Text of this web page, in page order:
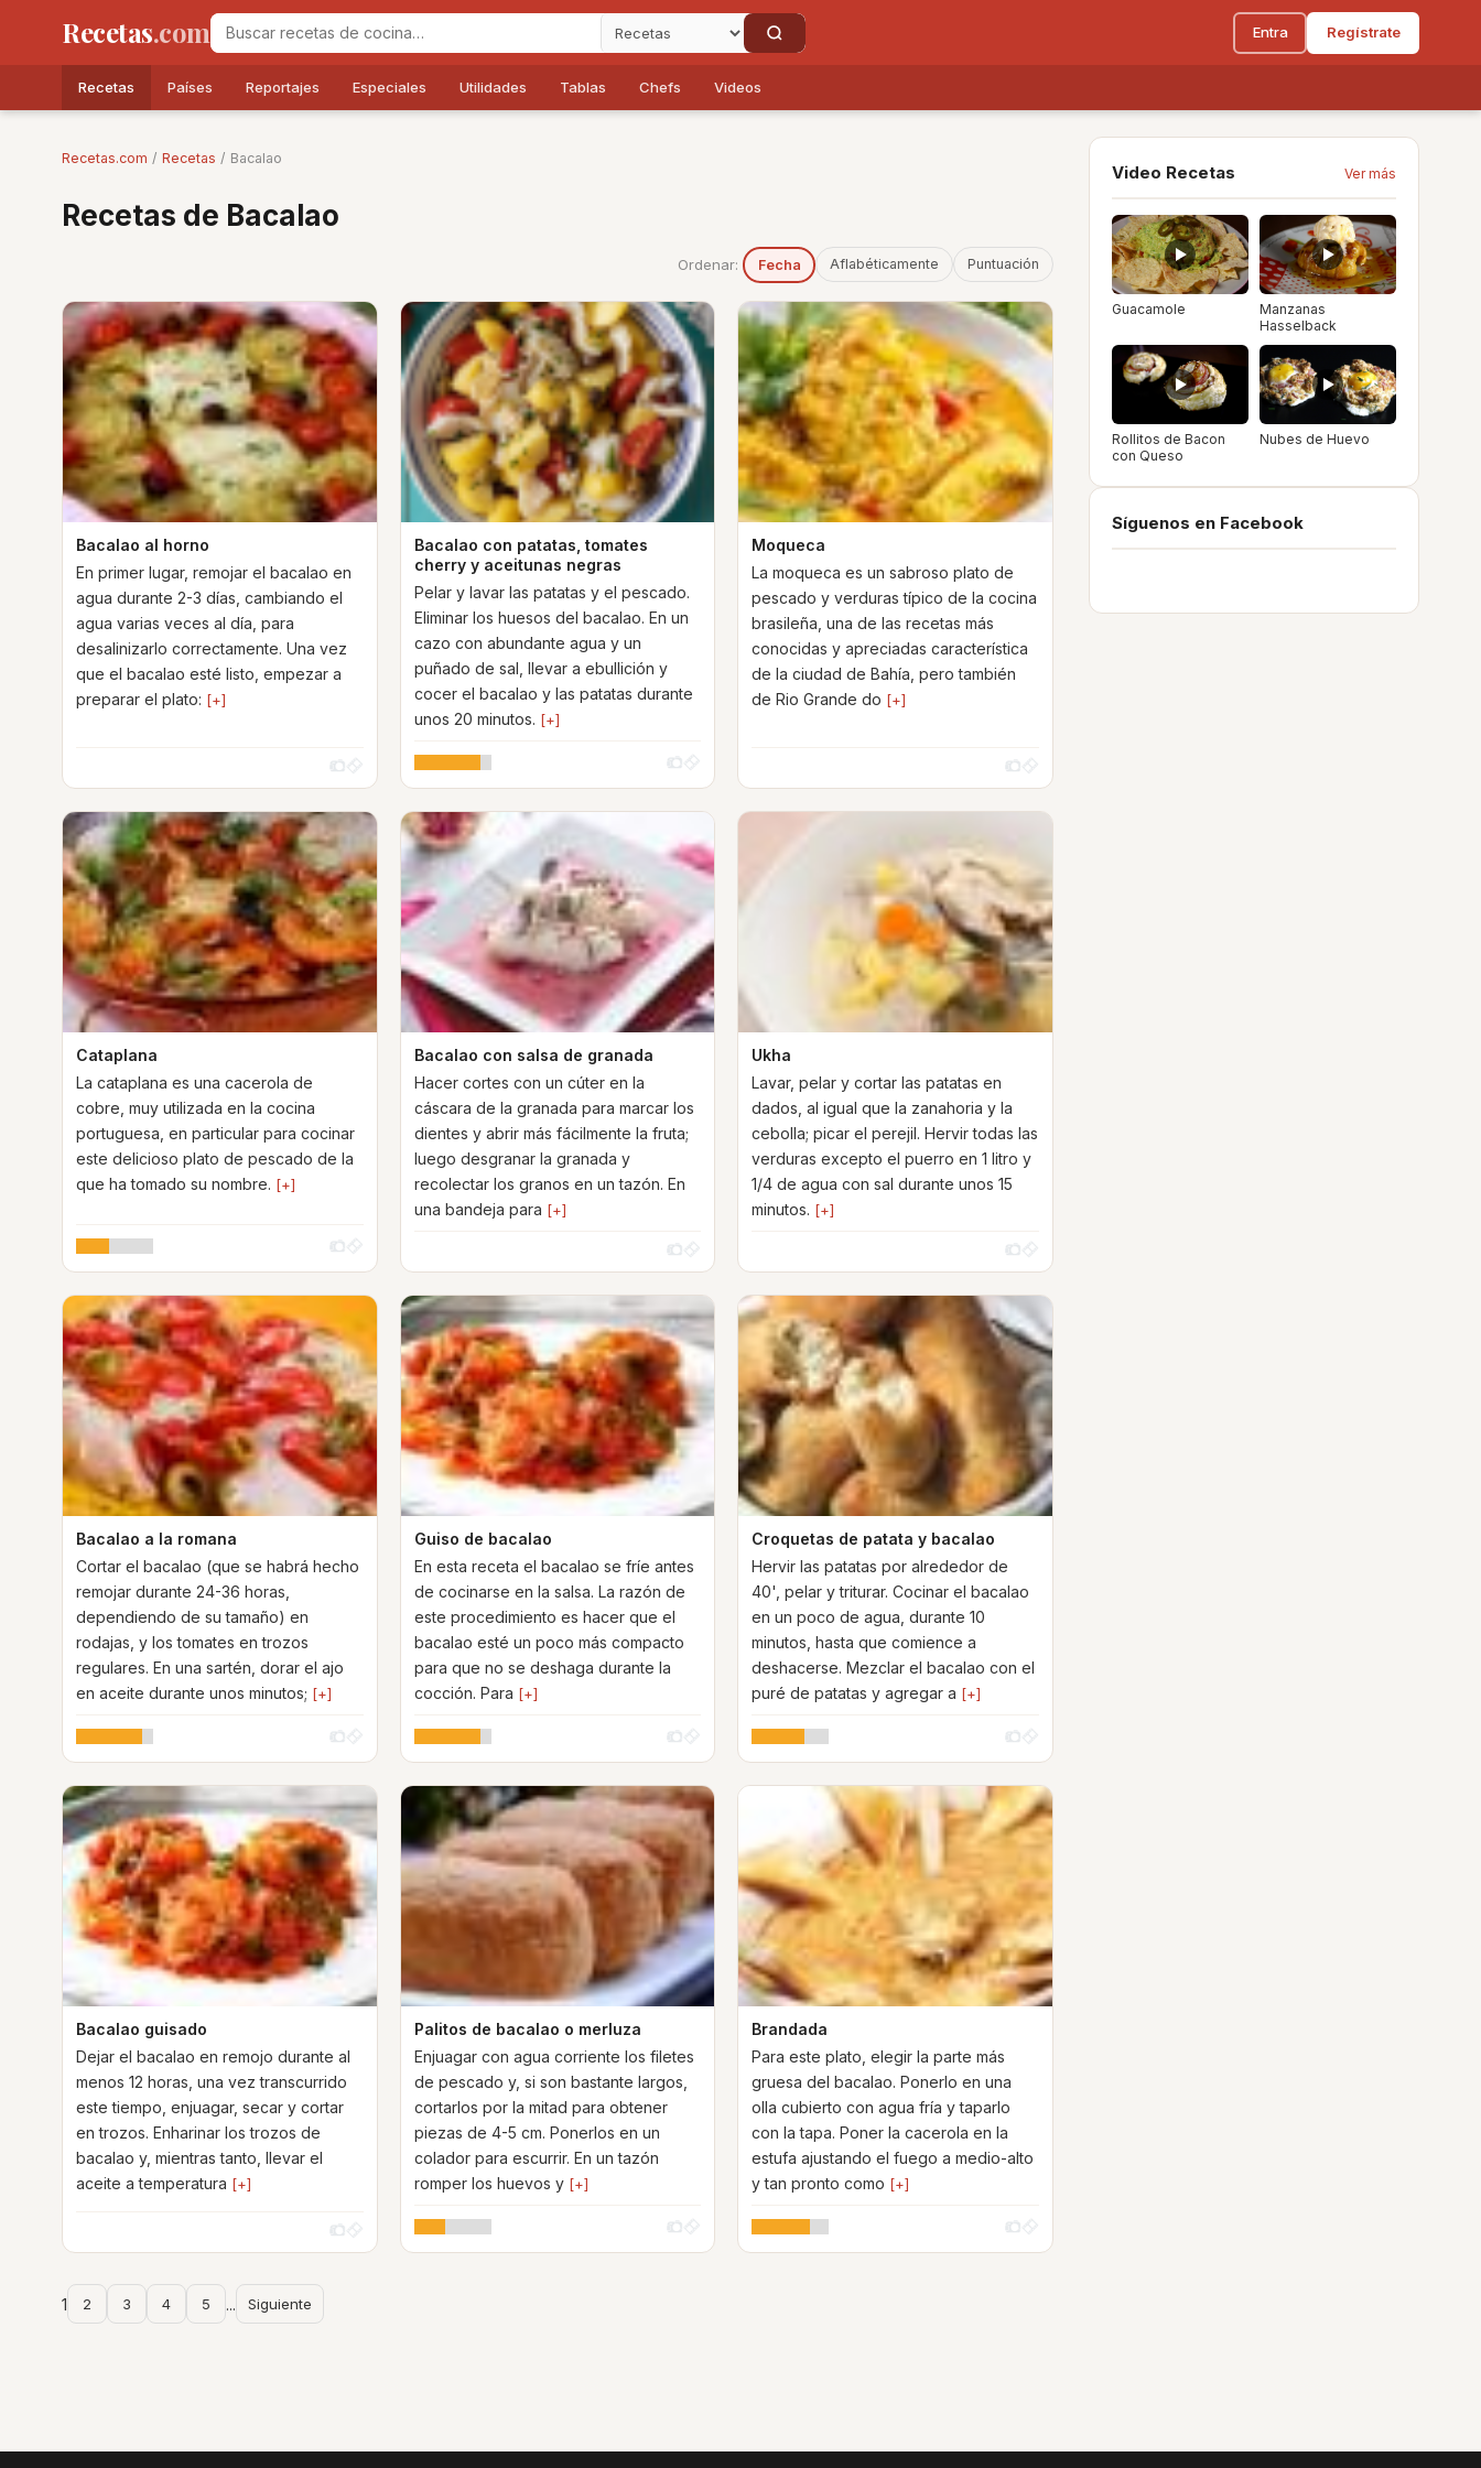
Recetas.com Entra Regístrate
Recetas Países Reportajes Especiales Utilidades Tablas Chefs Videos
Recetas.com / Recetas / Bacalao
Recetas de Bacalao
Ordenar: Fecha Aflabéticamente Puntuación
Bacalao al horno
En primer lugar, remojar el bacalao en
agua durante 2-3 días, cambiando el
agua varias veces al día, para
desalinizarlo correctamente. Una vez
que el bacalao esté listo, empezar a
preparar el plato: [+]
Bacalao con patatas, tomates
cherry y aceitunas negras
Pelar y lavar las patatas y el pescado.
Eliminar los huesos del bacalao. En un
cazo con abundante agua y un
puñado de sal, llevar a ebullición y
cocer el bacalao y las patatas durante
unos 20 minutos. [+]
Moqueca
La moqueca es un sabroso plato de
pescado y verduras típico de la cocina
brasileña, una de las recetas más
conocidas y apreciadas característica
de la ciudad de Bahía, pero también
de Rio Grande do [+]
Cataplana
La cataplana es una cacerola de
cobre, muy utilizada en la cocina
portuguesa, en particular para cocinar
este delicioso plato de pescado de la
que ha tomado su nombre. [+]
Bacalao con salsa de granada
Hacer cortes con un cúter en la
cáscara de la granada para marcar los
dientes y abrir más fácilmente la fruta;
luego desgranar la granada y
recolectar los granos en un tazón. En
una bandeja para [+]
Ukha
Lavar, pelar y cortar las patatas en
dados, al igual que la zanahoria y la
cebolla; picar el perejil. Hervir todas las
verduras excepto el puerro en 1 litro y
1/4 de agua con sal durante unos 15
minutos. [+]
Bacalao a la romana
Cortar el bacalao (que se habrá hecho
remojar durante 24-36 horas,
dependiendo de su tamaño) en
rodajas, y los tomates en trozos
regulares. En una sartén, dorar el ajo
en aceite durante unos minutos; [+]
Guiso de bacalao
En esta receta el bacalao se fríe antes
de cocinarse en la salsa. La razón de
este procedimiento es hacer que el
bacalao esté un poco más compacto
para que no se deshaga durante la
cocción. Para [+]
Croquetas de patata y bacalao
Hervir las patatas por alrededor de
40', pelar y triturar. Cocinar el bacalao
en un poco de agua, durante 10
minutos, hasta que comience a
deshacerse. Mezclar el bacalao con el
puré de patatas y agregar a [+]
Bacalao guisado
Dejar el bacalao en remojo durante al
menos 12 horas, una vez transcurrido
este tiempo, enjuagar, secar y cortar
en trozos. Enharinar los trozos de
bacalao y, mientras tanto, llevar el
aceite a temperatura [+]
Palitos de bacalao o merluza
Enjuagar con agua corriente los filetes
de pescado y, si son bastante largos,
cortarlos por la mitad para obtener
piezas de 4-5 cm. Ponerlos en un
colador para escurrir. En un tazón
romper los huevos y [+]
Brandada
Para este plato, elegir la parte más
gruesa del bacalao. Ponerlo en una
olla cubierto con agua fría y taparlo
con la tapa. Poner la cacerola en la
estufa ajustando el fuego a medio-alto
y tan pronto como [+]
1 2 3 4 5 ... Siguiente
Video Recetas Ver más
Guacamole
Manzanas
Hasselback
Rollitos de Bacon
con Queso
Nubes de Huevo
Síguenos en Facebook